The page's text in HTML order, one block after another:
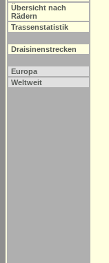
Übersicht nach
Rädern
Trassenstatistik
Draisinenstrecken
Europa
Weltweit